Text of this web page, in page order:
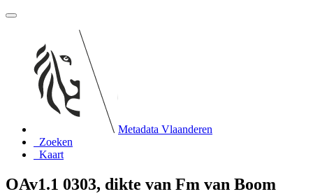
Metadata Vlaanderen
Zoeken
Kaart
OAv1.1 0303, dikte van Fm van Boom